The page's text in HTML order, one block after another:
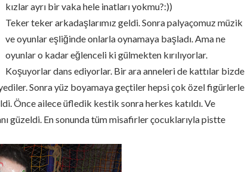
kızlar ayrı bir vaka hele inatları yokmu?:))
Teker teker arkadaşlarımız geldi. Sonra palyaçomuz müzik
ve oyunlar eşliğinde onlarla oynamaya başladı. Ama ne
oyunlar o kadar eğlenceli ki gülmekten kırılıyorlar.
Koşuyorlar dans ediyorlar. Bir ara anneleri de kattılar bizde
Sonra yüz boyamaya geçtiler hepsi çok özel figürlerle
Önce ailece üfledik kestik sonra herkes katıldı. Ve
güzeldi. En sonunda tüm misafirler çocuklarıyla pistte